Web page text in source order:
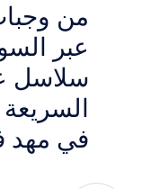
من
عبر
سلاسل
في مهد